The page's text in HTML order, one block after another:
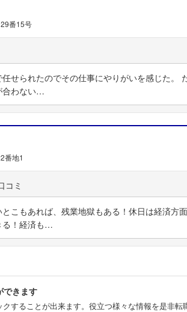
フォローしました
こちらの企業もフォローしませんか？
番15号
せられたのでその仕事にやりがいを感じた。
合わない…
番地1
こもあれば、残業地獄もある！休日は経済方
る！経済も…
できます
することが出来ます。役立つ様々な情報を是非転